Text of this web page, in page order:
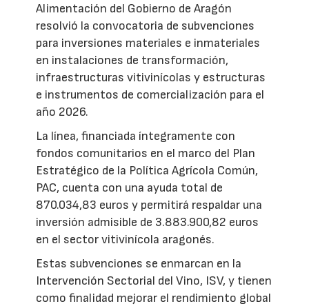
Alimentación del Gobierno de Aragón
resolvió la convocatoria de subvenciones
para inversiones materiales e inmateriales
en instalaciones de transformación,
infraestructuras vitivinícolas y estructuras
e instrumentos de comercialización para el
año 2026.
La línea, financiada íntegramente con
fondos comunitarios en el marco del Plan
Estratégico de la Política Agrícola Común,
PAC, cuenta con una ayuda total de
870.034,83 euros y permitirá respaldar una
inversión admisible de 3.883.900,82 euros
en el sector vitivinícola aragonés.
Estas subvenciones se enmarcan en la
Intervención Sectorial del Vino, ISV, y tienen
como finalidad mejorar el rendimiento global